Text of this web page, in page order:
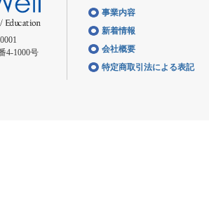
4-1000号
事業内容
新着情報
会社概要
特定商取引法による表記